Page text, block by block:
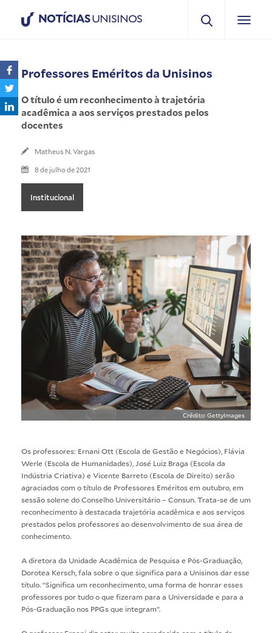
NOTÍCIASUNISINOS
Professores Eméritos da Unisinos
O título é um reconhecimento à trajetória
acadêmica a aos serviços prestados pelos
docentes
Matheus N. Vargas
8 de julho de 2021
Institucional
Crédito: GettyImages
Os professores: Ernani Ott (Escola de Gestão e Negócios), Flávia
Werle (Escola de Humanidades), José Luiz Braga (Escola da
Indústria Criativa) e Vicente Barreto (Escola de Direito) serão
agraciados com o título de Professores Eméritos em outubro, em
sessão solene do Conselho Universitário – Consun. Trata-se de um
reconhecimento à destacada trajetória acadêmica e aos serviços
prestados pelos professores ao desenvolvimento de sua área de
conhecimento.
A diretora da Unidade Acadêmica de Pesquisa e Pós-Graduação,
Dorotea Kersch, fala sobre o que significa para a Unisinos dar esse
título. “Significa um reconhecimento, uma forma de honrar esses
professores por tudo o que fizeram para a Universidade e para a
Pós-Graduação nos PPGs que integram”.